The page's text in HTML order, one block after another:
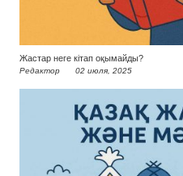
Жастар неге кітап оқымайды?
Редактор 02 июля, 2025